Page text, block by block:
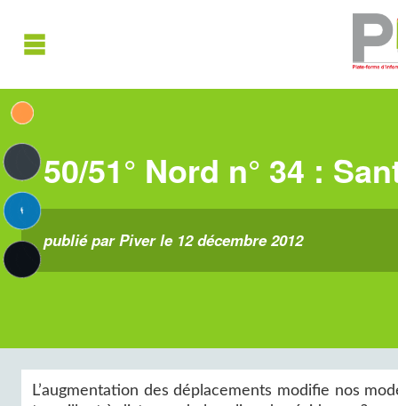
50/51° Nord n° 34 :
publié par Piver le 12 décembre 2012
L’augmentation des déplacements modifie nos